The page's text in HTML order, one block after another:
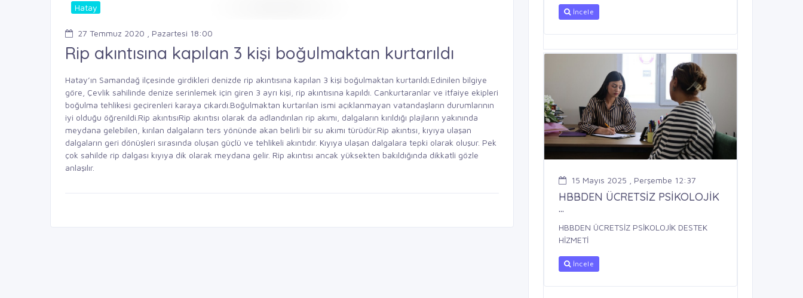
Hatay
27 Temmuz 2020 , Pazartesi 18:00
Rip akıntısına kapılan 3 kişi boğulmaktan kurtarıldı
Hatay’ın Samandağ ilçesinde girdikleri denizde rip akıntısına kapılan 3 kişi boğulmaktan kurtarıldı.Edinilen bilgiye
göre, Çevlik sahilinde denize serinlemek için giren 3 ayrı kişi, rip akıntısına kapıldı. Cankurtaranlar ve itfaiye ekipleri
boğulma tehlikesi geçirenleri karaya çıkardı.Boğulmaktan kurtarılan ismi açıklanmayan vatandaşların durumlarının
iyi olduğu öğrenildi.Rip akıntısıRip akıntısı olarak da adlandırılan rip akımı, dalgaların kırıldığı plajların yakınında
meydana gelebilen, kırılan dalgaların ters yönünde akan belirli bir su akımı türüdür.Rip akıntısı, kıyıya ulaşan
dalgaların geri dönüşleri sırasında oluşan güçlü ve tehlikeli akıntıdır. Kıyıya ulaşan dalgalara tepki olarak oluşur. Pek
çok sahilde rip dalgası kıyıya dik olarak meydana gelir. Rip akıntısı ancak yüksekten bakıldığında dikkatli gözle
anlaşılır.
İncele
15 Mayıs 2025 , Perşembe 12:37
HBBDEN ÜCRETSİZ PSİKOLOJİK
...
HBBDEN ÜCRETSİZ PSİKOLOJİK DESTEK
HİZMETİ
İncele